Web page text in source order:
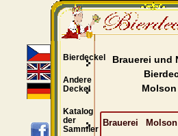
Brauerei und
Molson
Brauerei Molson
Bierdeckel
Andere
Deckel
Katalog
der
Sammler